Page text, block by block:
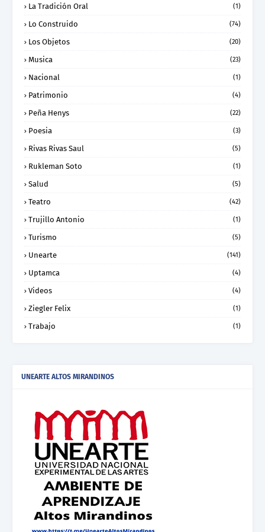
La Tradición Oral (1)
Lo Construido (74)
Los Objetos (20)
Musica (23)
Nacional (1)
Patrimonio (4)
Peña Henys (22)
Poesia (3)
Rivas Rivas Saul (5)
Rukleman Soto (1)
Salud (5)
Teatro (42)
Trujillo Antonio (1)
Turismo (5)
Unearte (141)
Uptamca (4)
Videos (4)
Ziegler Felix (1)
Trabajo (1)
UNEARTE ALTOS MIRANDINOS